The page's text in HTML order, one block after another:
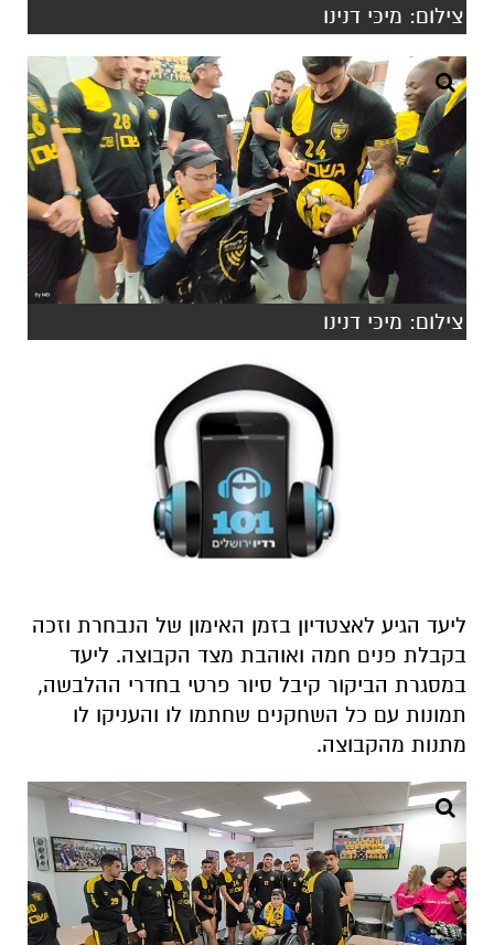
צילום: מיכּי דנינו
צילום: מיכּי דנינו
ליעד הגיע לאצטדיון בזמן האימון של הנבחרת וזכה
בקבלת פנים חמה ואוהבת מצד הקבוצה. ליעד
במסגרת הביקור קיבל סיור פרטי בחדרי ההלבשה,
תמונות עם כל השחקנים שחתמו לו והעניקו לו
מתנות מהקבוצה.